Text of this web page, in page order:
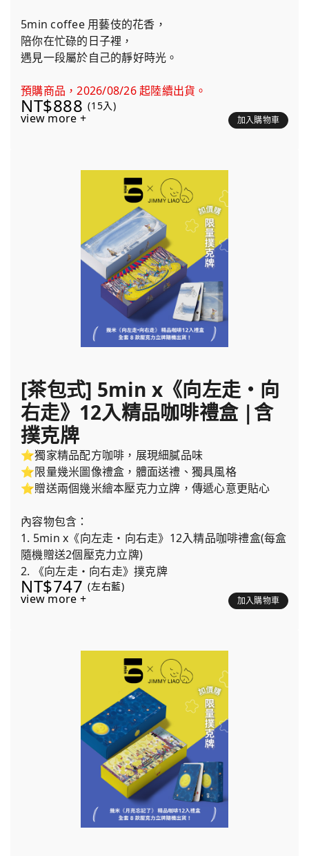
5min coffee 用藝伎的花香，
陪你在忙碌的日子裡，
遇見一段屬於自己的靜好時光。
預購商品，2026/08/26 起陸續出貨。
NT$888 (15入)
view more + 加入購物車
[茶包式] 5min x《向左走・向
右走》12入精品咖啡禮盒 |含
撲克牌
⭐獨家精品配方咖啡，展現細膩品味
⭐限量幾米圖像禮盒，體面送禮、獨具風格
⭐贈送兩個幾米繪本壓克力立牌，傳遞心意更貼心
內容物包含：
1. 5min x《向左走・向右走》12入精品咖啡禮盒(每盒
隨機贈送2個壓克力立牌)
2. 《向左走・向右走》撲克牌
NT$747 (左右藍)
view more + 加入購物車